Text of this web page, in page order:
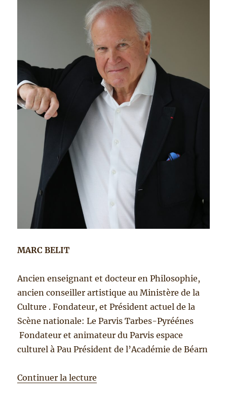
MARC BELIT
Ancien enseignant et docteur en Philosophie,
ancien conseiller artistique au Ministère de la
Culture . Fondateur, et Président actuel de la
Scène nationale: Le Parvis Tarbes-Pyréénes
Fondateur et animateur du Parvis espace
culturel à Pau Président de l’Académie de Béarn
Continuer la lecture